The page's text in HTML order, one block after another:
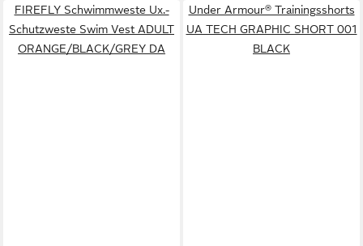
FIREFLY Schwimmweste Ux.-
Schutzweste Swim Vest ADULT
ORANGE/BLACK/GREY DA
Under Armour® Trainingsshorts
UA TECH GRAPHIC SHORT 001
BLACK